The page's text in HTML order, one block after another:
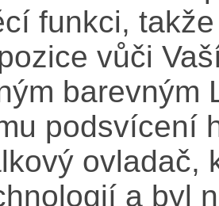
funkci,
vůči
barevným
podsvícení
ovladač,
a byl